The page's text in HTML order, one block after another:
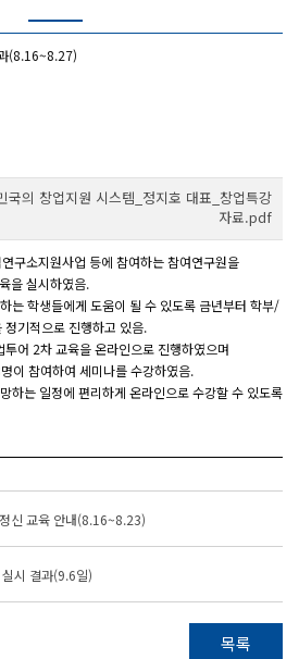
(8.16~8.27)
국의 창업지원 시스템_정지호 대표_창업특강
자료.pdf
구소지원사업 등에 참여하는 참여연구원을
을 실시하였음.
는 학생들에게 도움이 될 수 있도록 금년부터 학부/
기적으로 진행하고 있음.
어 2차 교육을 온라인으로 진행하였으며
이 참여하여 세미나를 수강하였음.
하는 일정에 편리하게 온라인으로 수강할 수 있도록
신 교육 안내(8.16~8.23)
시 결과(9.6일)
목록